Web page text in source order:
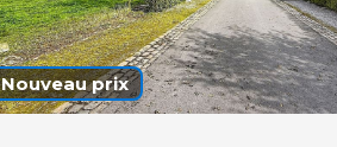
Nouveau prix